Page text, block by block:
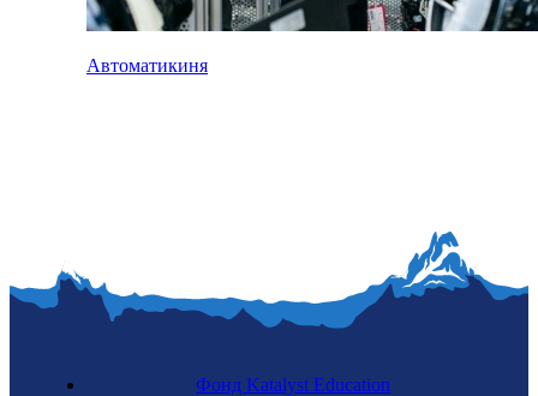
Автоматикиня
Фонд Katalyst Education